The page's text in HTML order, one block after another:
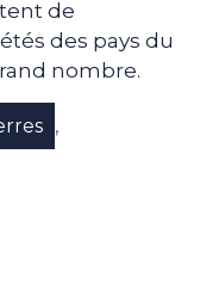
de
des pays du
nombre.
,